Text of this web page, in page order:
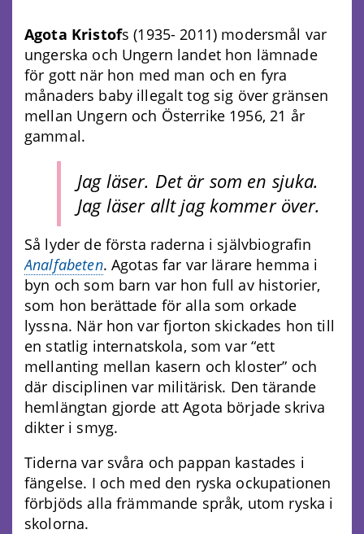
Agota Kristofs (1935- 2011) modersmål var
ungerska och Ungern landet hon lämnade
för gott när hon med man och en fyra
månaders baby illegalt tog sig över gränsen
mellan Ungern och Österrike 1956, 21 år
gammal.
Jag läser. Det är som en sjuka.
Jag läser allt jag kommer över.
Så lyder de första raderna i självbiografin
Analfabeten. Agotas far var lärare hemma i
byn och som barn var hon full av historier,
som hon berättade för alla som orkade
lyssna. När hon var fjorton skickades hon till
en statlig internatskola, som var “ett
mellanting mellan kasern och kloster” och
där disciplinen var militärisk. Den tärande
hemlängtan gjorde att Agota började skriva
dikter i smyg.
Tiderna var svåra och pappan kastades i
fängelse. I och med den ryska ockupationen
förbjöds alla främmande språk, utom ryska i
skolorna.